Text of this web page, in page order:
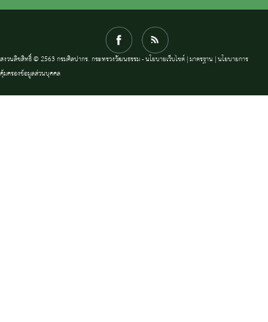
สงวนลิขสิทธิ์ © 2563 กรมศิลปากร. กระทรวงวัฒนธรรม -นโยบายเว็บไซต์|มาตรฐาน |นโยบายการ
คุ้มครองข้อมูลส่วนบุคคล